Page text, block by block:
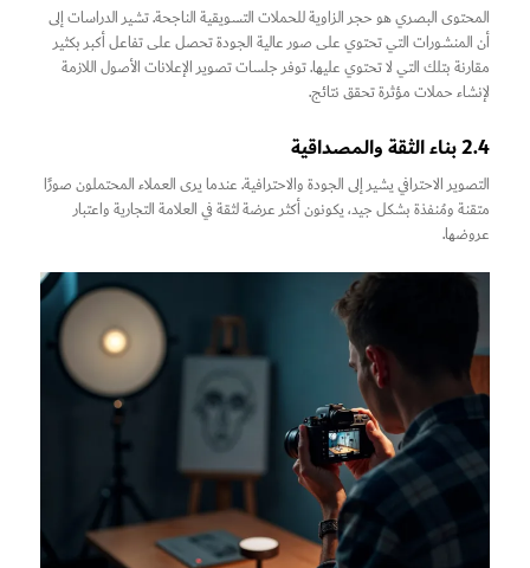
المحتوى البصري هو حجر الزاوية للحملات التسويقية الناجحة. تشير الدراسات إلى
أن المنشورات التي تحتوي على صور عالية الجودة تحصل على تفاعل أكبر بكثير
مقارنة بتلك التي لا تحتوي عليها. توفر جلسات تصوير الإعلانات الأصول اللازمة
لإنشاء حملات مؤثرة تحقق نتائج.
2.4 بناء الثقة والمصداقية
التصوير الاحترافي يشير إلى الجودة والاحترافية. عندما يرى العملاء المحتملون صورًا
متقنة ومُنفذة بشكل جيد، يكونون أكثر عرضة لثقة في العلامة التجارية واعتبار
عروضها.